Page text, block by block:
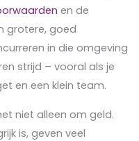
en de
grotere, goed
in die omgeving
strijd – vooral als je
en een klein team.
niet alleen om geld.
is, geven veel